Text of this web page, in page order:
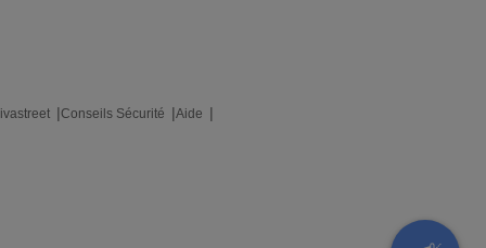
Conseils Sécurité
Aide